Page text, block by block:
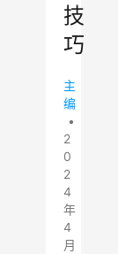
技
巧
主
编
•
2
0
2
4
年
4
月